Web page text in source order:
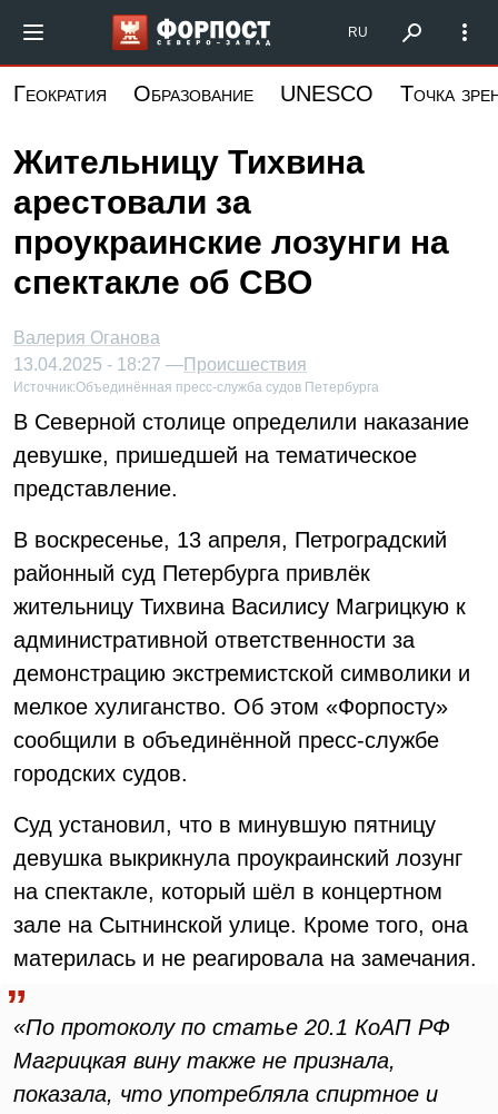
основному
Форпост Северо-Запад
RU
Геократия Образование UNESCO Точка
Жительницу Тихвина
арестовали за
проукраинские лозунги на
спектакле об СВО
Валерия Оганова
13.04.2025 - 18:27 —Происшествия
Источник:Объединённая пресс-служба судов Петербурга
В Северной столице определили наказание
девушке, пришедшей на тематическое
представление.
В воскресенье, 13 апреля, Петроградский
районный суд Петербурга привлёк
жительницу Тихвина Василису Магрицкую к
административной ответственности за
демонстрацию экстремистской символики и
мелкое хулиганство. Об этом «Форпосту»
сообщили в объединённой пресс-службе
городских судов.
Суд установил, что в минувшую пятницу
девушка выкрикнула проукраинский лозунг
на спектакле, который шёл в концертном
зале на Сытнинской улице. Кроме того, она
материлась и не реагировала на замечания.
«По протоколу по статье 20.1 КоАП РФ
Магрицкая вину также не признала,
показала, что употребляла спиртное и